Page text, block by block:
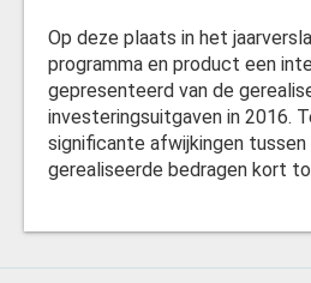
Op deze plaats in het
programma en product een
gepresenteerd van de
investeringsuitgaven in 2016.
significante afwijkingen
gerealiseerde bedragen kort